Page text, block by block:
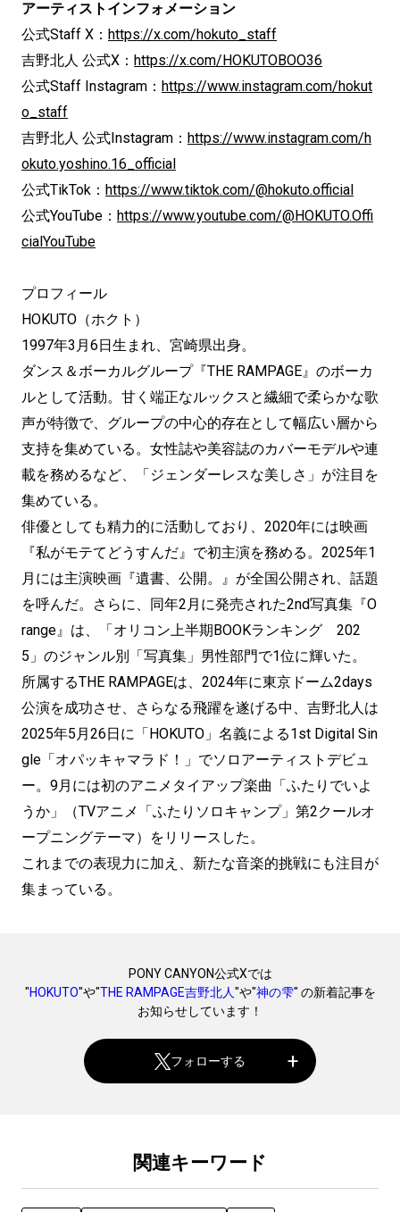
アーティストインフォメーション
公式Staff X： https://x.com/hokuto_staff
吉野北人 公式X： https://x.com/HOKUTOBOO36
公式Staff Instagram： https://www.instagram.com/hokut
o_staff
吉野北人 公式Instagram： https://www.instagram.com/h
okuto.yoshino.16_official
公式TikTok： https://www.tiktok.com/@hokuto.official
公式YouTube： https://www.youtube.com/@HOKUTO.Offi
cialYouTube
プロフィール
HOKUTO（ホクト）
1997年3月6日生まれ、宮崎県出身。
ダンス＆ボーカルグループ『THE RAMPAGE』のボーカ
ルとして活動。甘く端正なルックスと繊細で柔らかな歌
声が特徴で、グループの中心的存在として幅広い層から
支持を集めている。女性誌や美容誌のカバーモデルや連
載を務めるなど、「ジェンダーレスな美しさ」が注目を
集めている。
俳優としても精力的に活動しており、2020年には映画
『私がモテてどうすんだ』で初主演を務める。2025年1
月には主演映画『遺書、公開。』が全国公開され、話題
を呼んだ。さらに、同年2月に発売された2nd写真集『O
range』は、「オリコン上半期BOOKランキング 202
5」のジャンル別「写真集」男性部門で1位に輝いた。
所属するTHE RAMPAGEは、2024年に東京ドーム2days
公演を成功させ、さらなる飛躍を遂げる中、吉野北人は
2025年5月26日に「HOKUTO」名義による1st Digital Sin
gle「オパッキャマラド！」でソロアーティストデビュ
ー。9月には初のアニメタイアップ楽曲「ふたりでいよ
うか」（TVアニメ「ふたりソロキャンプ」第2クールオ
ープニングテーマ）をリリースした。
これまでの表現力に加え、新たな音楽的挑戦にも注目が
集まっている。
PONY CANYON公式Xでは
"HOKUTO"や"THE RAMPAGE吉野北人"や"神の雫" の新着記事を
お知らせしています！
フォローする
関連キーワード